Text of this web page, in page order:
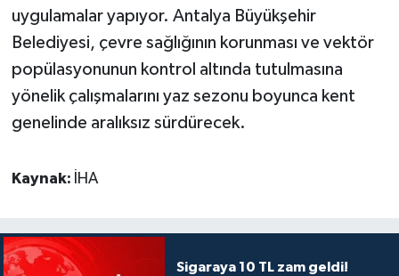
uygulamalar yapıyor. Antalya Büyükşehir
Belediyesi, çevre sağlığının korunması ve vektör
popülasyonunun kontrol altında tutulmasına
yönelik çalışmalarını yaz sezonu boyunca kent
genelinde aralıksız sürdürecek.
Kaynak: İHA
Sigaraya 10 TL zam geldi!